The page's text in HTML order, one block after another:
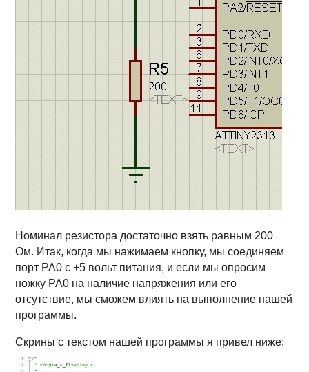
Номинал резистора достаточно взять равным 200
Ом. Итак, когда мы нажимаем кнопку, мы соединяем
порт РА0 с +5 вольт питания, и если мы опросим
ножку РА0 на наличие напряжения или его
отсутствие, мы сможем влиять на выполнение нашей
программы.
Скрины с текстом нашей программы я привел ниже: